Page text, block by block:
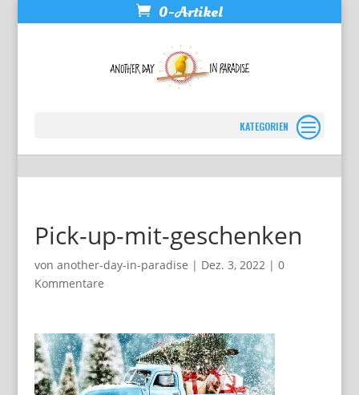
0-Artikel
Pick-up-mit-geschenken
von another-day-in-paradise | Dez. 3, 2022| 0
Kommentare